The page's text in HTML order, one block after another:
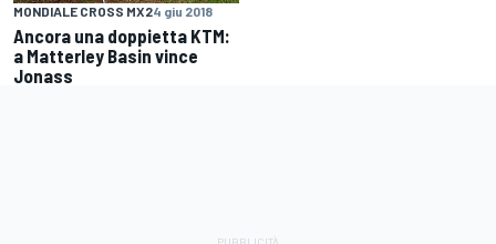
MONDIALE CROSS MX24 giu 2018
Ancora una doppietta KTM:
a Matterley Basin vince
Jonass